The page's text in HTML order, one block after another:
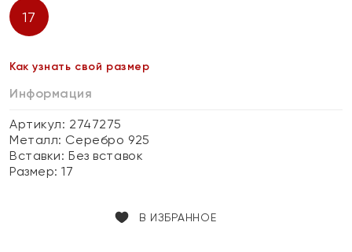
17
Как узнать свой размер
Информация
Артикул: 2747275
Металл: Серебро 925
Вставки:Без вставок
Размер:17
В ИЗБРАННОЕ